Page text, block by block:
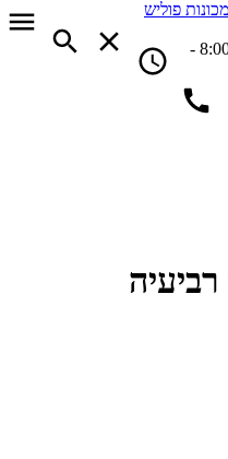
ימי שישי וערבי חג 8:00 -